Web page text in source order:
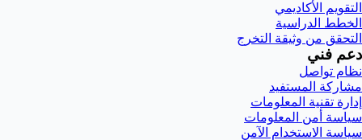
التقويم الأكاديمي
الخطط الدراسية
التحقق من وثيقة التخرج
دعم فني
نظام تواصل
مشاركة المستفيد
إدارة تقنية المعلومات
سياسة أمن المعلومات
سياسة الاستخدام الآمن